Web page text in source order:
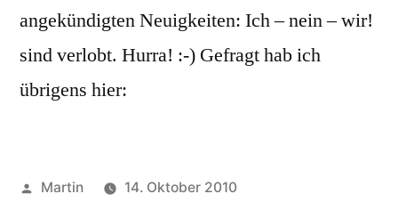
angekündigten Neuigkeiten: Ich – nein – wir!
sind verlobt. Hurra! :-) Gefragt hab ich
übrigens hier:
Veröffentlicht
Martin
14. Oktober 2010